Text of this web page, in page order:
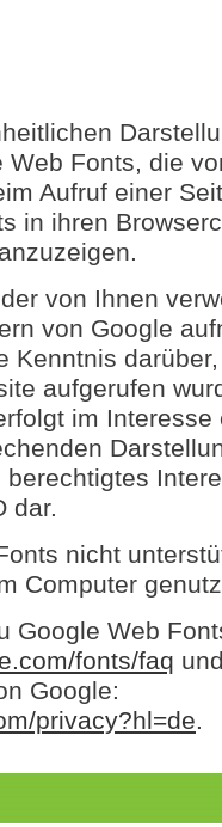
Fonts, die
Aufruf einer
in ihren
von Ihnen
von Google
Kenntnis
aufgerufen
im Interesse
dar.
nicht
Computer
Google Web
fonts/faq
Google:
privacy?hl=de.